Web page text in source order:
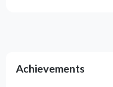
Achievements